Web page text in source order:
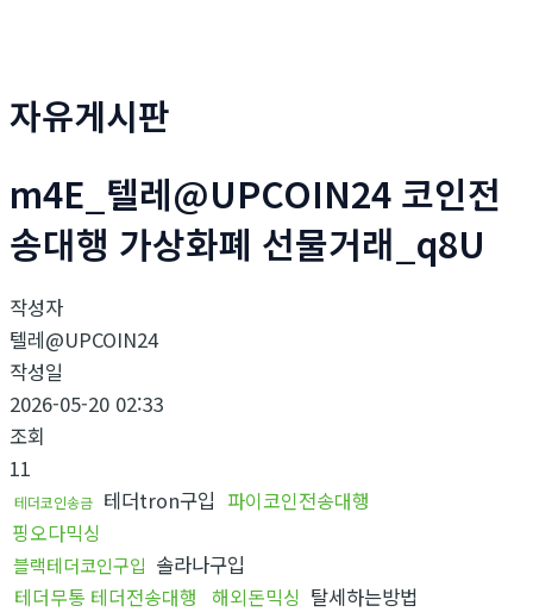
자유게시판
m4E_텔레@UPCOIN24 코인전
송대행 가상화폐 선물거래_q8U
작성자
텔레@UPCOIN24
작성일
2026-05-20 02:33
조회
11
테더코인송금 테더tron구입 파이코인전송대행
핑오다믹싱
블랙테더코인구입 솔라나구입
테더무통 테더전송대행
해외돈믹싱 탈세하는방법